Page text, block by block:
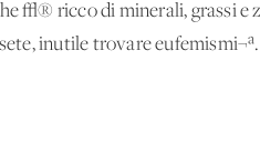
√® ricco di minerali, grassi e
inutile trovare eufemismi¬ª.